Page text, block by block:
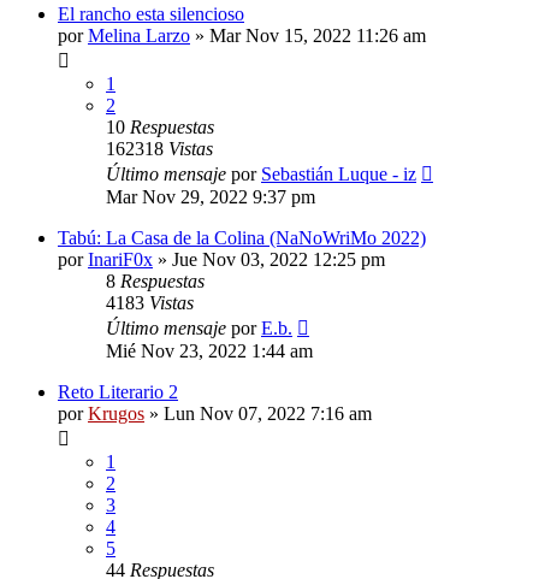
El rancho esta silencioso
porMelina Larzo » Mar Nov 15, 2022 11:26 am
1
2
10 Respuestas
162318 Vistas
Último mensaje por Sebastián Luque - iz
Mar Nov 29, 2022 9:37 pm
Tabú: La Casa de la Colina (NaNoWriMo 2022)
porInariF0x » Jue Nov 03, 2022 12:25 pm
8 Respuestas
4183 Vistas
Último mensaje porE.b.
Mié Nov 23, 2022 1:44 am
Reto Literario 2
porKrugos » Lun Nov 07, 2022 7:16 am
1
2
3
4
5
44 Respuestas